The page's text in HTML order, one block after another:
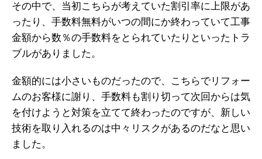
その中で、当初こちらが考えていた割引率に上限があ
ったり、手数料無料がいつの間にか終わっていて工事
金額から数％の手数料をとられていたりといったトラ
ブルがありました。
金額的には小さいものだったので、こちらでリフォー
ムのお客様に謝り、手数料も割り切って次回からは気
を付けようと対策を立てて終わったのですが、新しい
技術を取り入れるのは中々リスクがあるのだなと思い
ました。